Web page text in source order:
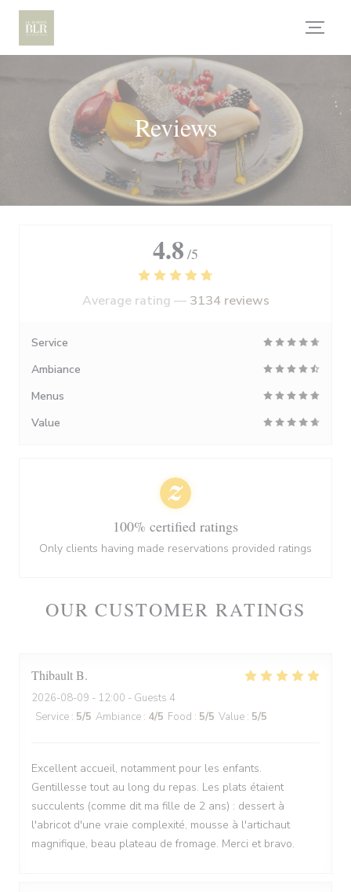
Personalizing your cookie choices
Reviews
OUR CUSTOMER RATINGS
ThibaultB
2026-08-09 - 12:00 - Guests 4
Service : 5/5 Ambiance : 4/5 Food : 5/5 Value : 5/5
Excellent accueil, notamment pour les enfants.
Gentillesse tout au long du repas. Les plats étaient
succulents (comme dit ma fille de 2 ans) : dessert à
l'abricot d'une vraie complexité, mousse à l'artichaut
magnifique, beau plateau de fromage. Merci et bravo.
4.8 /5
Average rating — 3134 reviews
Service
Ambiance
Menus
Value
100% certified ratings
Only clients having made reservations provided ratings